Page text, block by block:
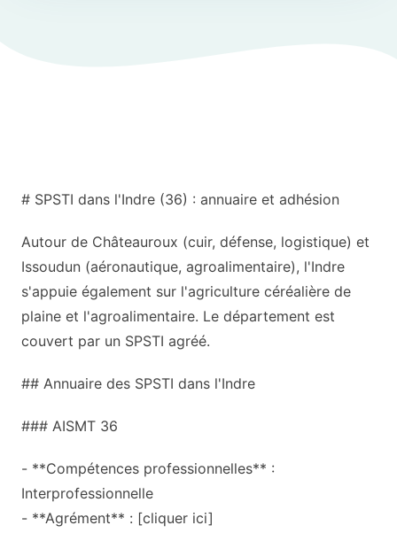
# SPSTI dans l'Indre (36) : annuaire et adhésion
Autour de Châteauroux (cuir, défense, logistique) et
Issoudun (aéronautique, agroalimentaire), l'Indre
s'appuie également sur l'agriculture céréalière de
plaine et l'agroalimentaire. Le département est
couvert par un SPSTI agréé.
## Annuaire des SPSTI dans l'Indre
### AISMT 36
- **Compétences professionnelles** :
Interprofessionnelle
- **Agrément** : [cliquer ici]